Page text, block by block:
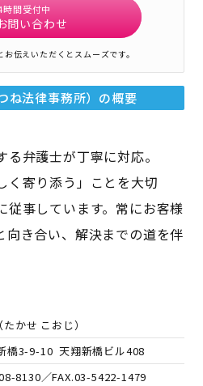
時間受付中
問い合わせ
伝えいただくとスムーズです。
法律事務所） の概要
弁護士が丁寧に対応。
く寄り添う」ことを大切
従事しています。常にお客様
向き合い、解決までの道を伴
（たかせ こおじ）
橋3-9-10 天翔新橋ビル408
8130／FAX.03-5422-1479